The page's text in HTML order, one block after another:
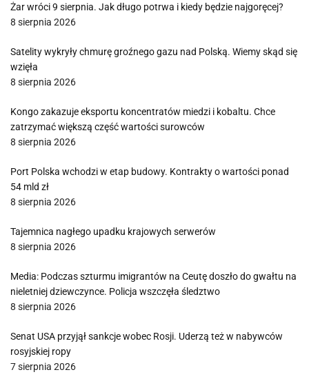
Żar wróci 9 sierpnia. Jak długo potrwa i kiedy będzie najgoręcej?
8 sierpnia 2026
Satelity wykryły chmurę groźnego gazu nad Polską. Wiemy skąd się
wzięła
8 sierpnia 2026
Kongo zakazuje eksportu koncentratów miedzi i kobaltu. Chce
zatrzymać większą część wartości surowców
8 sierpnia 2026
Port Polska wchodzi w etap budowy. Kontrakty o wartości ponad
54 mld zł
8 sierpnia 2026
Tajemnica nagłego upadku krajowych serwerów
8 sierpnia 2026
Media: Podczas szturmu imigrantów na Ceutę doszło do gwałtu na
nieletniej dziewczynce. Policja wszczęła śledztwo
8 sierpnia 2026
Senat USA przyjął sankcje wobec Rosji. Uderzą też w nabywców
rosyjskiej ropy
7 sierpnia 2026